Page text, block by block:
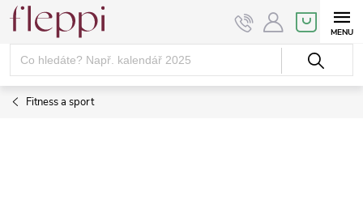
Přejít
obsah
NÁKUPNÍ
KOŠÍK
Fitness a sport